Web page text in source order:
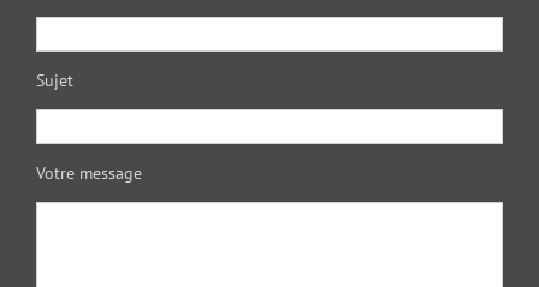
Sujet
Votre message